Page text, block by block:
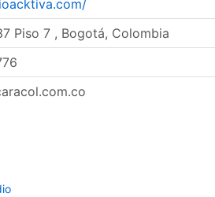
Piso 7 , Bogotá, Colombia